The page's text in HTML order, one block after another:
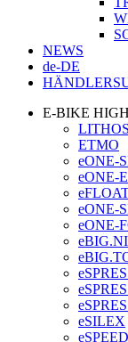
NEWS
de-DE
E-BIKE
LITHOS
ETMO
eONE-
eONE-
eONE-
eONE-
eSILEX